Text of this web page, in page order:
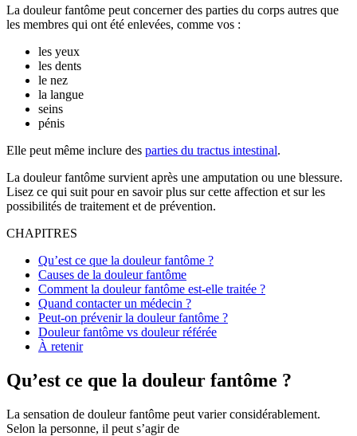
La douleur fantôme peut concerner des parties du corps autres que
les membres qui ont été enlevées, comme vos :
les yeux
les dents
le nez
la langue
seins
pénis
Elle peut même inclure des parties du tractus intestinal.
La douleur fantôme survient après une amputation ou une blessure.
Lisez ce qui suit pour en savoir plus sur cette affection et sur les
possibilités de traitement et de prévention.
CHAPITRES
Qu’est ce que la douleur fantôme ?
Causes de la douleur fantôme
Comment la douleur fantôme est-elle traitée ?
Quand contacter un médecin ?
Peut-on prévenir la douleur fantôme ?
Douleur fantôme vs douleur référée
À retenir
Qu’est ce que la douleur fantôme ?
La sensation de douleur fantôme peut varier considérablement.
Selon la personne, il peut s’agir de